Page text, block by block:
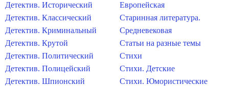
Детектив. Исторический
Детектив. Классический
Детектив. Криминальный
Детектив. Крутой
Детектив. Политический
Детектив. Полицейский
Детектив. Шпионский
Европейская
Старинная литература.
Средневековая
Статьи на разные темы
Стихи
Стихи. Детские
Стихи. Юмористические